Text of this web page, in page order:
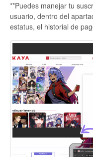
**Puedes manejar tu
usuario, dentro del
estatus, el historial de